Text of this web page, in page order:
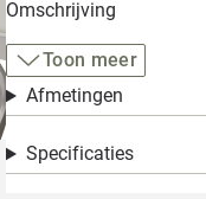
Omschrijving
Toon meer
Afmetingen
Specificaties